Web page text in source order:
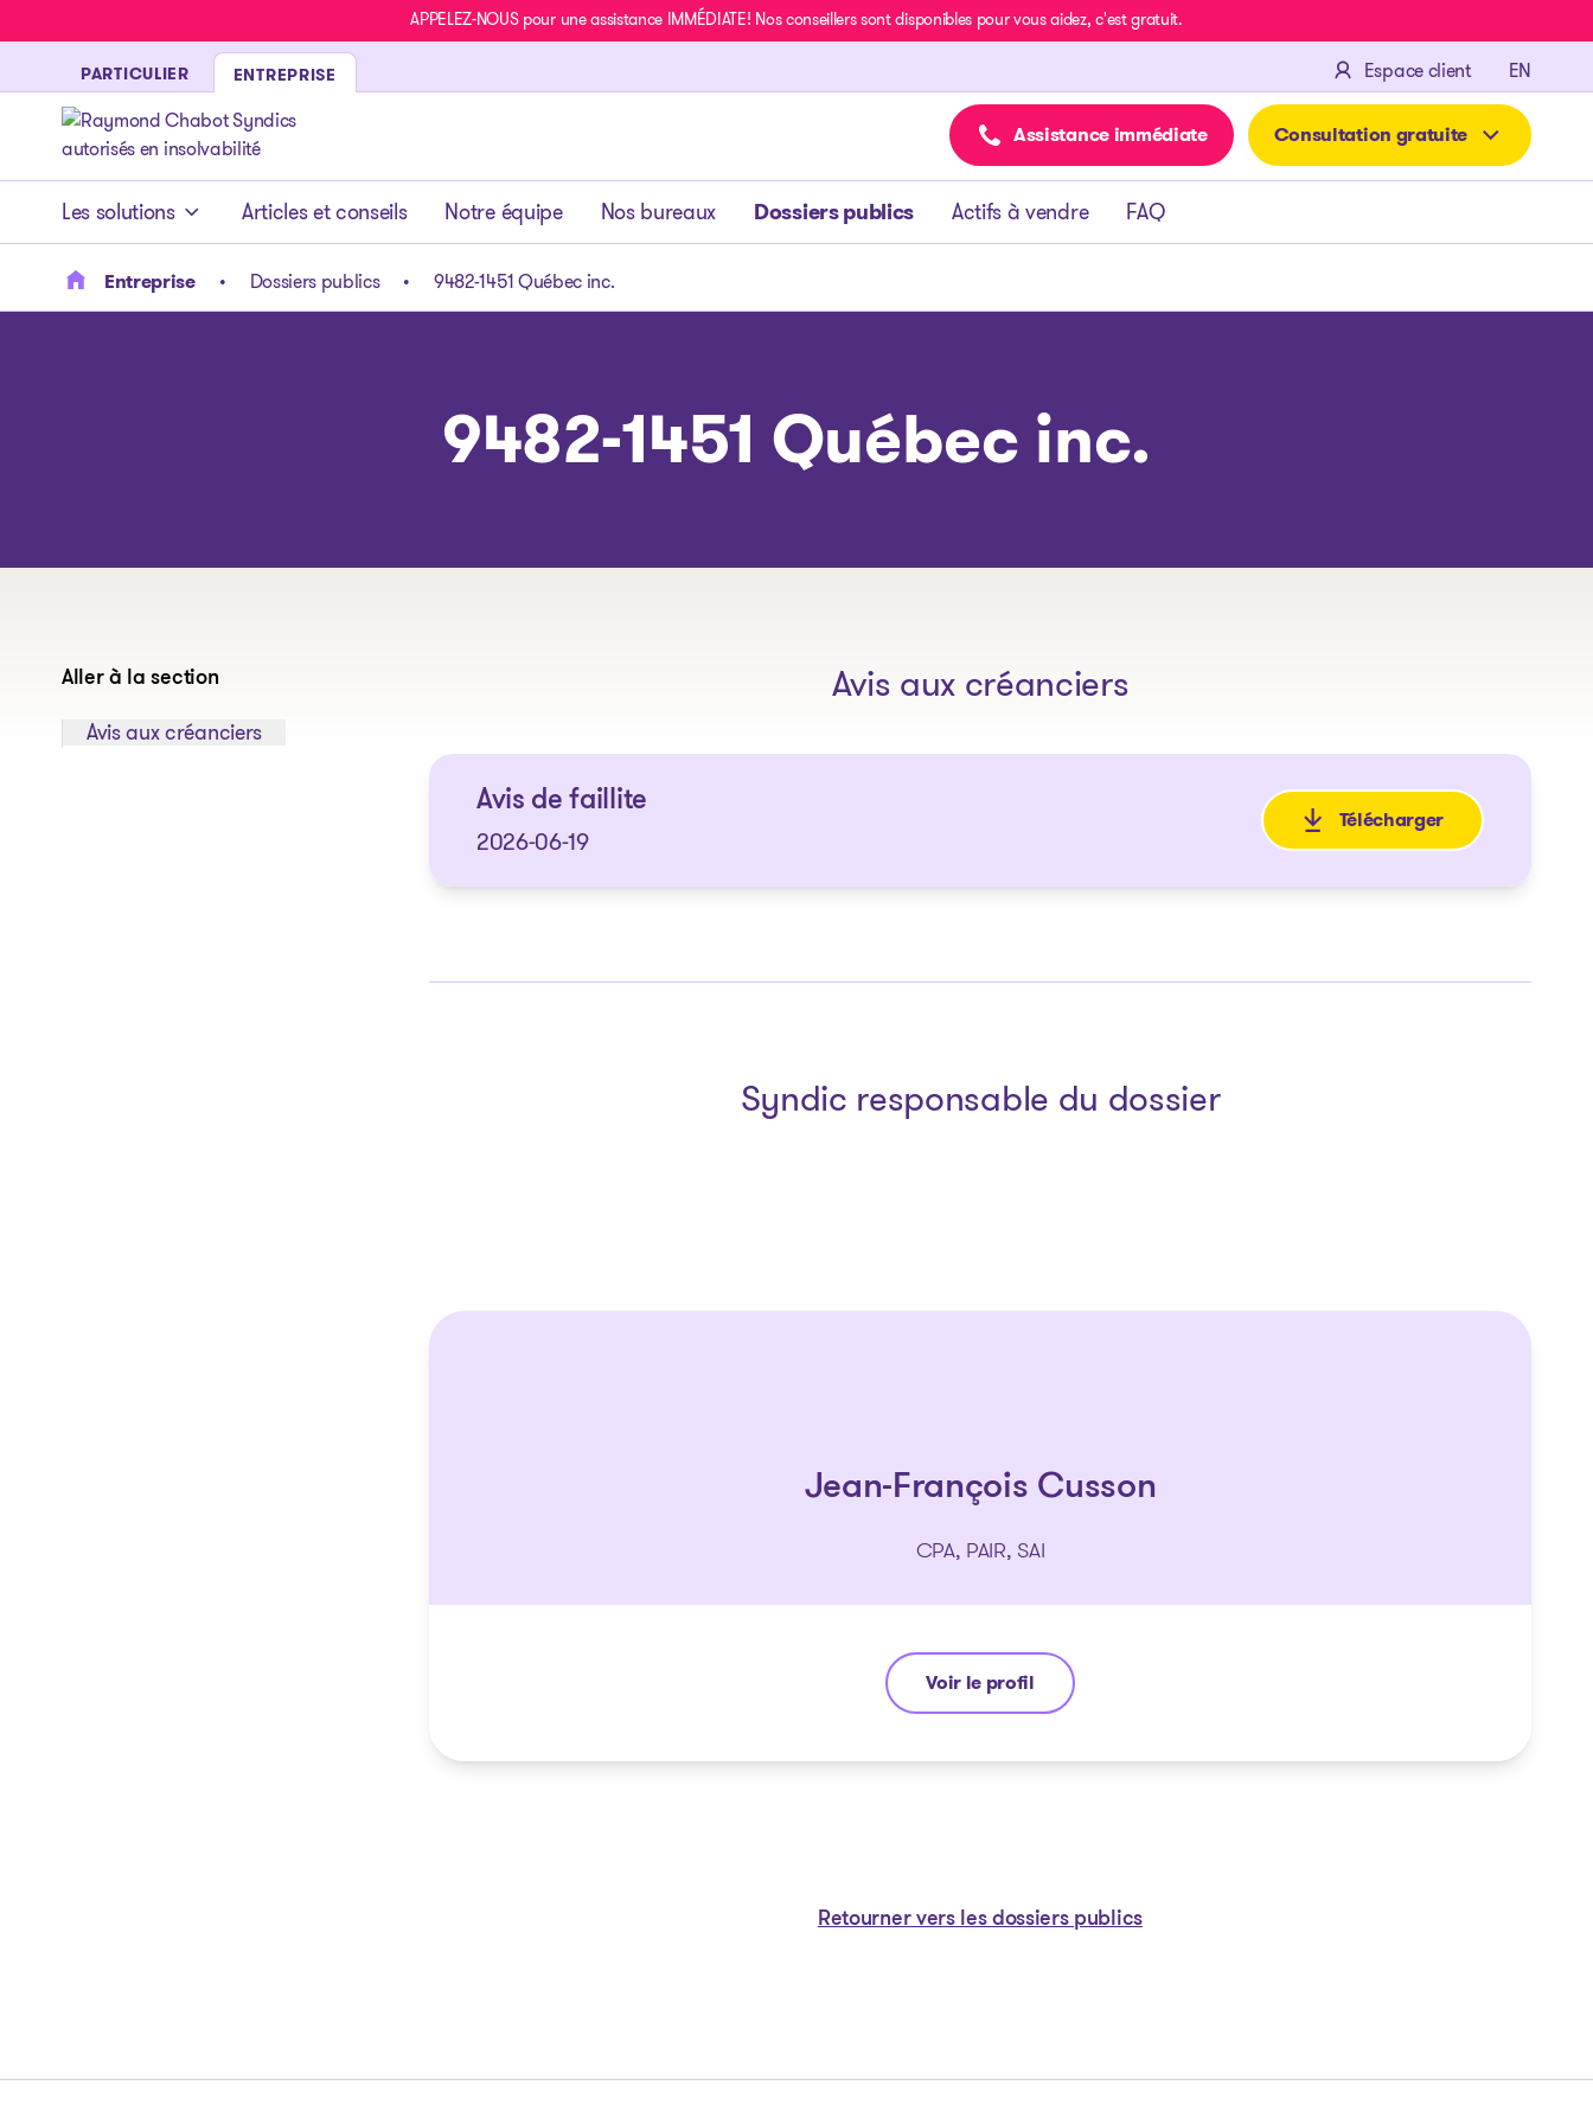
APPELEZ-NOUS pour une assistance IMMÉDIATE! Nos conseillers sont disponibles pour vous aidez, c'est gratuit.
PARTICULIER ENTREPRISE Espace client EN
- page d’accueil
Assistance immédiate Consultation gratuite
Les solutions Articles et conseils Notre équipe Nos bureaux Dossiers publics Actifs à vendre FAQ
Entreprise Dossiers publics 9482-1451 Québec inc.
9482-1451 Québec inc.
Aller à la section
Sauter à la section:
Avis aux créanciers
Avis aux créanciers
Avis de faillite
2026-06-19
Télécharger
: Avis de faillite
Syndic responsable du dossier
Jean-François Cusson
CPA, PAIR, SAI
Voir le profil
Jean-François Cusson
Retourner vers les dossiers publics